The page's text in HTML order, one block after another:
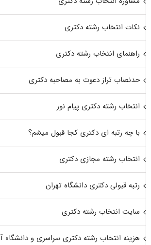
نکات انتخاب رشته دکتری
راهنمای انتخاب رشته دکتری
حدنصاب تراز دعوت به مصاحبه دکتری
انتخاب رشته دکتری پیام نور
با چه رتبه ای دکتری کجا قبول میشم؟
انتخاب رشته مجازی دکتری
رتبه قبولی دکتری دانشگاه تهران
سایت انتخاب رشته دکتری
هزینه انتخاب رشته دکتری سراسری و دانشگاه